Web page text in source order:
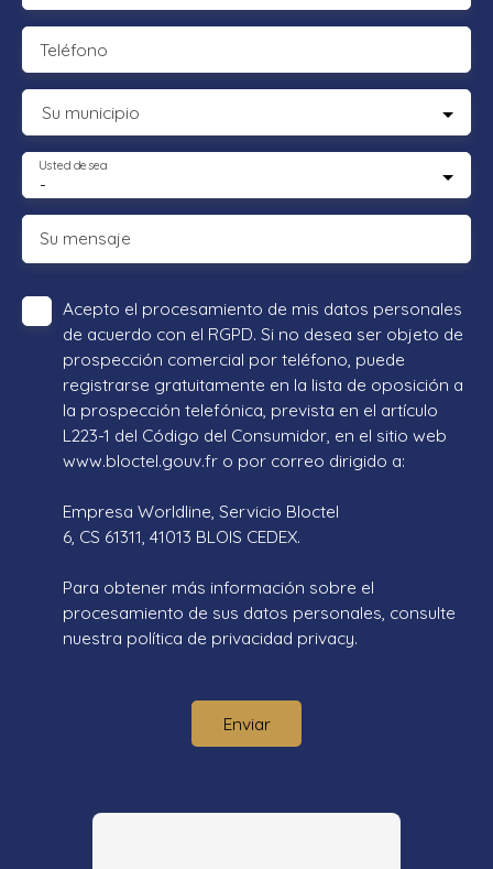
Teléfono
Su municipio
-
Usted desea
Su mensaje
Acepto el procesamiento de mis datos personales
de acuerdo con el RGPD. Si no desea ser objeto de
prospección comercial por teléfono, puede
registrarse gratuitamente en la lista de oposición a
la prospección telefónica, prevista en el artículo
L223-1 del Código del Consumidor, en el sitio web
www.bloctel.gouv.fr o por correo dirigido a:
Empresa Worldline, Servicio Bloctel
6, CS 61311, 41013 BLOIS CEDEX.
Para obtener más información sobre el
procesamiento de sus datos personales, consulte
nuestra política de privacidad privacy.
Enviar